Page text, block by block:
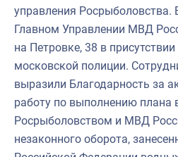
управления Росрыболовства.
Главном Управлении МВД
на Петровке, 38 в
московской полиции.
выразили Благодарность за
работу по выполнению плана
Росрыболовством и МВД
незаконного оборота,